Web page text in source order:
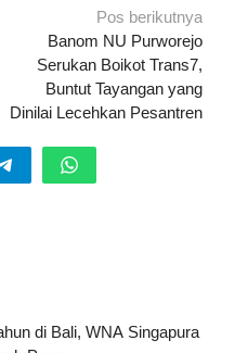
Pos berikutnya
Banom NU Purworejo
Serukan Boikot Trans7,
Buntut Tayangan yang
Dinilai Lecehkan Pesantren
di Bali, WNA Singapura